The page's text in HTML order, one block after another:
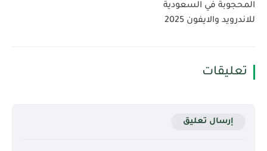
المحجوبة في السعودية
للاندرويد والايفون 2025
تعليقات
إرسال تعليق